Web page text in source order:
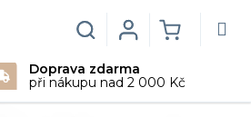
Doprava zdarma
při nákupu nad 2 000 Kč
Hledat
KOŠÍK
Login